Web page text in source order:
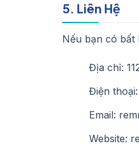
5. Liên Hệ
Nếu bạn có bất
Địa chỉ:
Điện thoại:
Email:
Website: